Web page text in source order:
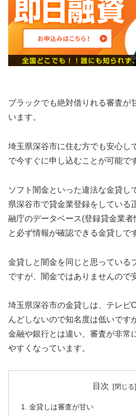
ブラックでも絶対借りれる審査が
います。
埼玉県深谷市に住む方でも安心し
で今すぐに申し込むことが可能で
ソフト闇金といった違法な金貸し
県深谷市で貸金業登録をしている
融庁のデータベース(登録貸金業
と必ず情報が確認できる金貸しで
金貸しと闇金を同じと思っている
ですが、闇金ではありませんので
埼玉県深谷市の金貸しは、テレビ
んどしないので知名度は低いです
金融や銀行とは違い、審査が非常
やすくなっています。
目次
金貸しは審査が甘い